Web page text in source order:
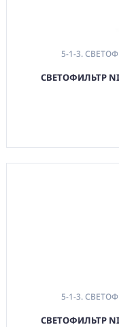
5-1-3.
СВЕТОФИЛЬТР
5-1-3.
СВЕТОФИЛЬТР